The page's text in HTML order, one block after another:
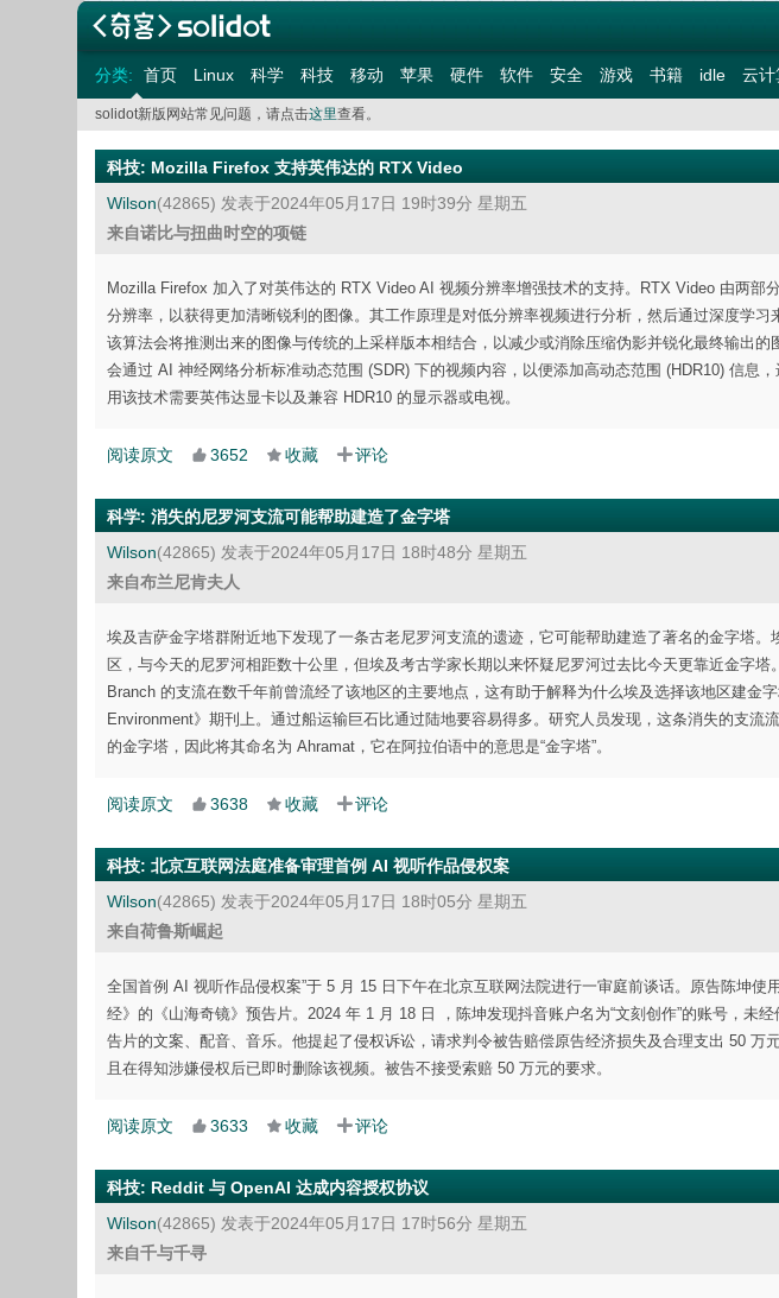
分类: 首页 Linux 科学 科技 移动 苹果 硬件 软件 安全 游戏 书籍 idle 云计
solidot新版网站常见问题，请点击这里查看。
科技: Mozilla Firefox 支持英伟达的 RTX Video
Wilson(42865) 发表于2024年05月17日 19时39分 星期五
来自诺比与扭曲时空的项链
Mozilla Firefox 加入了对英伟达的 RTX Video AI 视频分辨率增强技术的支持。RTX Video 由两部
分辨率，以获得更加清晰锐利的图像。其工作原理是对低分辨率视频进行分析，然后通过深度学习
该算法会将推测出来的图像与传统的上采样版本相结合，以减少或消除压缩伪影并锐化最终输出
会通过 AI 神经网络分析标准动态范围 (SDR) 下的视频内容，以便添加高动态范围 (HDR10) 信息
用该技术需要英伟达显卡以及兼容 HDR10 的显示器或电视。
阅读原文 3652 收藏 评论
科学: 消失的尼罗河支流可能帮助建造了金字塔
Wilson(42865) 发表于2024年05月17日 18时48分 星期五
来自布兰尼肯夫人
埃及吉萨金字塔群附近地下发现了一条古老尼罗河支流的遗迹，它可能帮助建造了著名的金字塔
区，与今天的尼罗河相距数十公里，但埃及考古学家长期以来怀疑尼罗河过去比今天更靠近金字
Branch 的支流在数千年前曾流经了该地区的主要地点，这有助于解释为什么埃及选择该地区建金
Environment》期刊上。通过船运输巨石比通过陆地要容易得多。研究人员发现，这条消失的支流
的金字塔，因此将其命名为 Ahramat，它在阿拉伯语中的意思是“金字塔”。
阅读原文 3638 收藏 评论
科技: 北京互联网法庭准备审理首例 AI 视听作品侵权案
Wilson(42865) 发表于2024年05月17日 18时05分 星期五
来自荷鲁斯崛起
全国首例 AI 视听作品侵权案”于 5 月 15 日下午在北京互联网法院进行一审庭前谈话。原告陈坤使
经》的《山海奇镜》预告片。2024 年 1 月 18 日 ，陈坤发现抖音账户名为“文刻创作”的账号，未
告片的文案、配音、音乐。他提起了侵权诉讼，请求判令被告赔偿原告经济损失及合理支出 50 万
且在得知涉嫌侵权后已即时删除该视频。被告不接受索赔 50 万元的要求。
阅读原文 3633 收藏 评论
科技: Reddit 与 OpenAI 达成内容授权协议
Wilson(42865) 发表于2024年05月17日 17时56分 星期五
来自千与千寻